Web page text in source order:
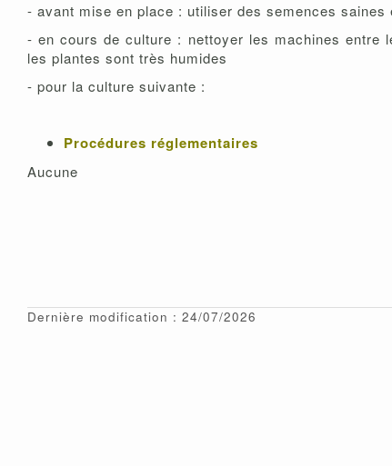
- avant mise en place : utiliser des semences
- en cours de culture : nettoyer les machines entre
les plantes sont très humides
- pour la culture suivante :
Procédures réglementaires
Aucune
Dernière modification : 24/07/2026